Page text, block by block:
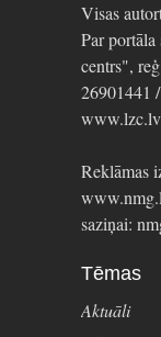
Visas
Par
centrs",
26901441
www.lzc.lv
Reklāmas
saziņai:
Tēmas
Aktuāli